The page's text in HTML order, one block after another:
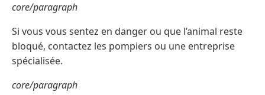
core/paragraph
Si vous vous sentez en danger ou que l’animal reste
bloqué, contactez les pompiers ou une entreprise
spécialisée.
core/paragraph